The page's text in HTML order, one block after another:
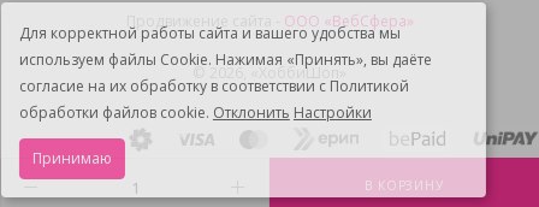
Для корректной работы сайта и вашего удобства мы
используем файлы Cookie. Нажимая «Принять», вы даёте
согласие на их обработку в соответствии с Политикой
обработки файлов cookie. Отклонить Настройки
Принимаю
В КОРЗИНУ
Продвижение сайта - ООО «ВебСфера»
© 2026, «ХоббиШоп»